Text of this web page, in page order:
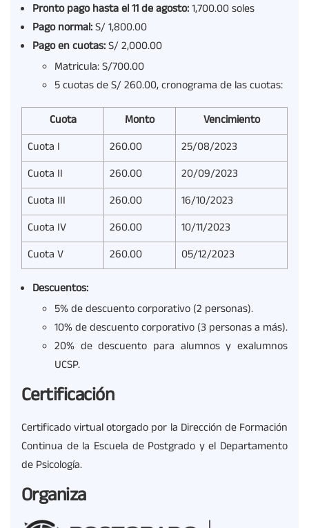
Pronto pago hasta el 11 de agosto:1,700.00 soles
Pago normal:S/ 1,800.00
Pago en cuotas:S/ 2,000.00
Matricula: S/700.00
5 cuotas de S/ 260.00, cronograma de las cuotas:
Cuota
Monto
Vencimiento
Cuota I
260.00
25/08/2023
Cuota II
260.00
20/09/2023
Cuota III
260.00
16/10/2023
Cuota IV
260.00
10/11/2023
Cuota V
260.00
05/12/2023
Descuentos:
5% de descuento corporativo (2 personas).
10% de descuento corporativo (3 personas a más).
20% de descuento para alumnos y exalumnos
UCSP.
Certificación
Certificado virtual otorgado por la Dirección de Formación
Continua de la Escuela de Postgrado y el Departamento
de Psicología.
Organiza